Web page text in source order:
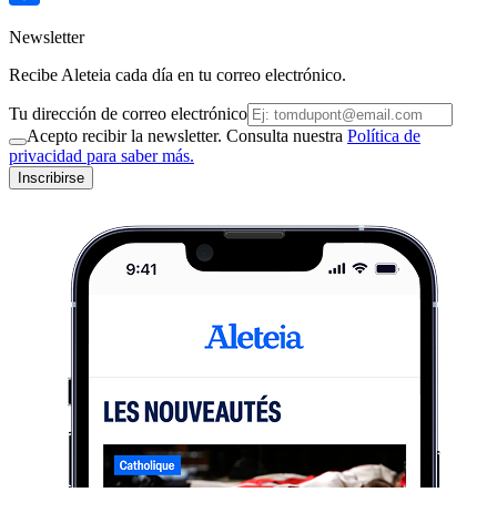
Newsletter
Recibe Aleteia cada día en tu correo electrónico.
Tu dirección de correo electrónico
Acepto recibir la newsletter. Consulta nuestra Política de
privacidad para saber más.
Inscribirse